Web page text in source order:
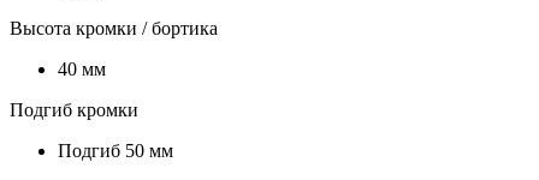
Высота кромки / бортика
40 мм
Подгиб кромки
Подгиб 50 мм